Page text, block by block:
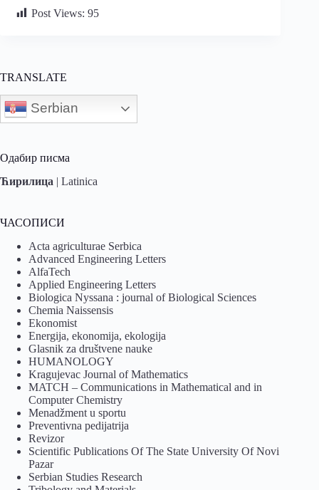
Post Views: 95
TRANSLATE
Serbian
Одабир писма
Ћирилица | Latinica
ЧАСОПИСИ
Acta agriculturae Serbica
Advanced Engineering Letters
AlfaTech
Applied Engineering Letters
Biologica Nyssana : journal of Biological Sciences
Chemia Naissensis
Ekonomist
Energija, ekonomija, ekologija
Glasnik za društvene nauke
HUMANOLOGY
Kragujevac Journal of Mathematics
MATCH – Communications in Mathematical and in
Computer Chemistry
Menadžment u sportu
Preventivna pedijatrija
Revizor
Scientific Publications Of The State University Of Novi
Pazar
Serbian Studies Research